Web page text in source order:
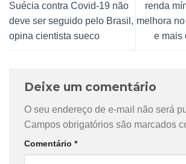
Suécia contra Covid-19 não
deve ser seguido pelo Brasil,
opina cientista sueco
renda
melhora
e mais
Deixe um comentário
O seu endereço de e-mail não será
Campos obrigatórios são marcados
Comentário *